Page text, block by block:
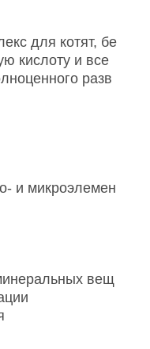
для котят, бе
кислоту и все
разв
и микроэлемен
вещ